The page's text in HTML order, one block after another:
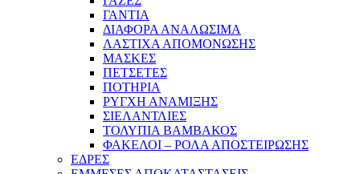
ΓΑΝΤΙΑ
ΔΙΑΦΟΡΑ ΑΝΑΛΩΣΙΜΑ
ΛΑΣΤΙΧΑ ΑΠΟΜΟΝΩΣΗΣ
ΜΑΣΚΕΣ
ΠΕΤΣΕΤΕΣ
ΠΟΤΗΡΙΑ
ΡΥΓΧΗ ΑΝΑΜΙΞΗΣ
ΣΙΕΛΑΝΤΛΙΕΣ
ΤΟΛΥΠΙΑ ΒΑΜΒΑΚΟΣ
ΦΑΚΕΛΟΙ – ΡΟΛΑ ΑΠΟΣΤΕΙΡΩΣΗΣ
ΕΔΡΕΣ